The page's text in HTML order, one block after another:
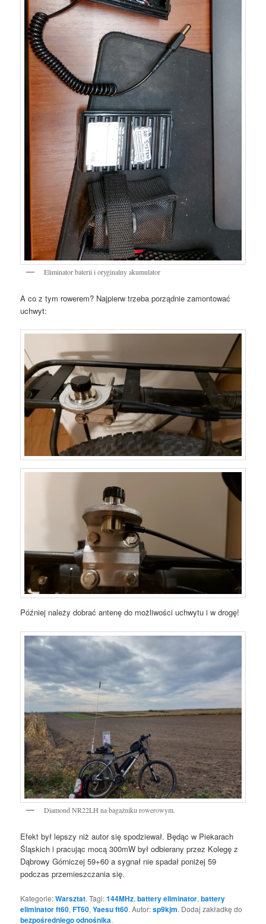
Eliminator baterii i oryginalny akumulator
A co z tym rowerem? Najpierw trzeba porządnie zamontować
uchwyt:
Później należy dobrać antenę do możliwości uchwytu i w drogę!
Diamond NR22LH na bagażniku rowerowym.
Efekt był lepszy niż autor się spodziewał. Będąc w Piekarach
Śląskich i pracując mocą 300mW był odbierany przez Kolegę z
Dąbrowy Górniczej 59+60 a sygnał nie spadał poniżej 59
podczas przemieszczania się.
Kategorie:Warsztat. Tagi:144MHz,battery eliminator,battery
eliminator ft60,FT60,Yaesu ft60. Autor:sp9kjm. Dodaj zakładkę do
bezpośredniego odnośnika.